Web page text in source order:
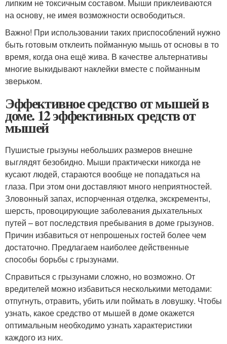
липким не токсичным составом. Мыши приклеиваются
на основу, не имея возможности освободиться.
Важно! При использовании таких приспособлений нужно
быть готовым отклеить пойманную мышь от основы в то
время, когда она ещё жива. В качестве альтернативы
многие выкидывают наклейки вместе с пойманным
зверьком.
Эффективное средство от мышей в
доме. 12 эффективных средств от
мышей
Пушистые грызуны небольших размеров внешне
выглядят безобидно. Мыши практически никогда не
кусают людей, стараются вообще не попадаться на
глаза. При этом они доставляют много неприятностей.
Зловонный запах, испорченная отделка, экскременты,
шерсть, провоцирующие заболевания дыхательных
путей – вот последствия пребывания в доме грызунов.
Причин избавиться от непрошеных гостей более чем
достаточно. Предлагаем наиболее действенные
способы борьбы с грызунами.
Справиться с грызунами сложно, но возможно. От
вредителей можно избавиться несколькими методами:
отпугнуть, отравить, убить или поймать в ловушку. Чтобы
узнать, какое средство от мышей в доме окажется
оптимальным необходимо узнать характеристики
каждого из них.